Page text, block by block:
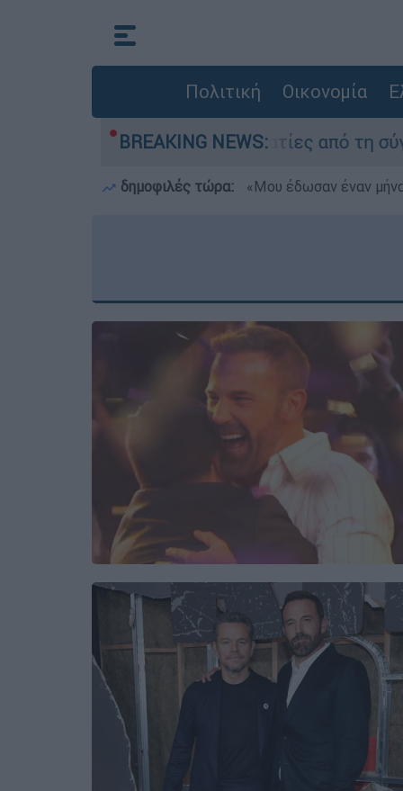
Πολιτική Οικονομία
BREAKING NEWS:
οι δύο τραυματίες από τη σύγκρουση
δημοφιλές τώρα: «Μου έδωσαν έναν